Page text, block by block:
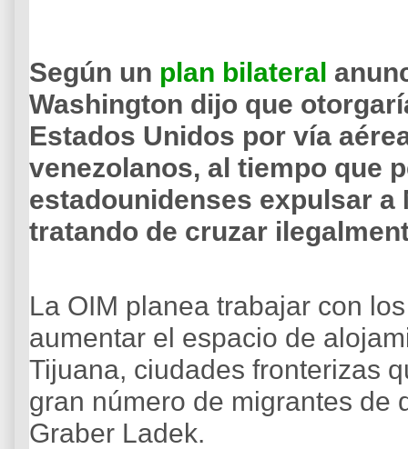
Según un plan bilateral
Washington dijo que
Estados Unidos por vía
venezolanos, al tiempo que
estadounidenses expulsar a
tratando de cruzar
La OIM planea trabajar con
aumentar el espacio de
Tijuana, ciudades fronterizas
gran número de migrantes de
Graber Ladek.